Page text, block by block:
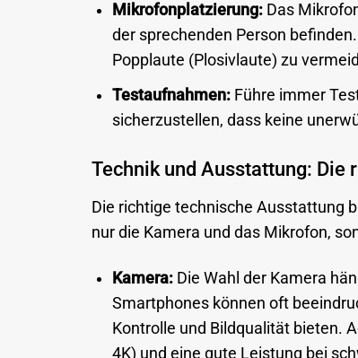
Mikrofonplatzierung:Das
der sprechenden Person
Popplaute (Plosivlaute) zu
Testaufnahmen:Führe immer
sicherzustellen, dass keine
Technik und Ausstattung: Die
Die richtige technische Ausstattung
nur die Kamera und das Mikrofon,
Kamera:Die Wahl der Kamera
Smartphones können oft
Kontrolle und Bildqualität bieten.
4K) und eine gute Leistung bei